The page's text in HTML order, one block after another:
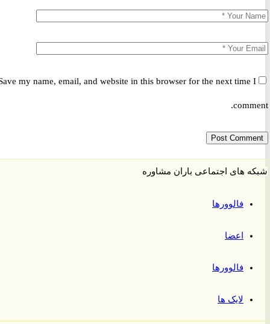
Save my name, email, and website in this browser for the next time
های اجتماعی باران مشاوره
فالوورها
اعضا
فالوورها
لایک ها